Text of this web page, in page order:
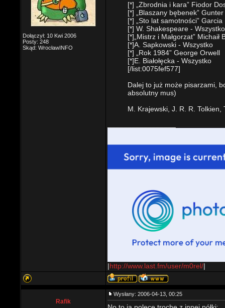
Dołączył: 10 Kwi 2006
Posty: 248
Skąd: WrocławINFO
[*] „Zbrodnia i kara” Fiodor
[*] „Blaszany bębenek”
[*] „Sto lat samotności”
[*] W. Shakespeare - Wszystko
[*]„Mistrz i Małgorzat” Michaił
[*]A. Sapkowski - Wszystko
[*] „Rok 1984” George Orwell
[*]E. Białołęcka - Wszystko
[/list:0075fef577]
Dalej to już może pisarzami,
absolutny mus)
M. Krajewski, J. R. R.
|http://www.last.fm/user/m0rel/|
Rafik
Wysłany: 2006-04-13, 00:25